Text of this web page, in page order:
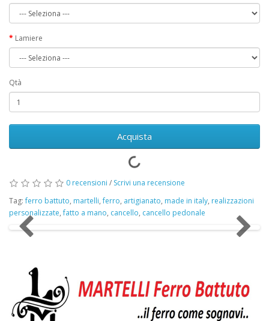
Lamiere
Qtà
Acquista
0 recensioni / Scrivi una recensione
Tag:ferro battuto, martelli,ferro, artigianato, made in italy, realizzazioni
personalizzate,fatto a mano, cancello, cancello pedonale